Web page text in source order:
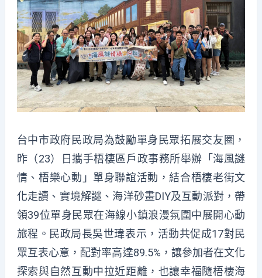
台中市政府民政局為鼓勵單身民眾拓展交友圈，
昨（23）日攜手梧棲區戶政事務所舉辦「海風謎
情、梧樂心動」單身聯誼活動，結合梧棲老街文
化走讀、實境解謎、海洋砂畫DIY及互動派對，帶
領39位單身民眾在海線小鎮浪漫氛圍中展開心動
旅程。民政局長吳世瑋表示，活動共促成17對民
眾互表心意，配對率高達89.5%，讓參加者在文化
探索與自然互動中拉近距離，也讓幸福隨梧棲海